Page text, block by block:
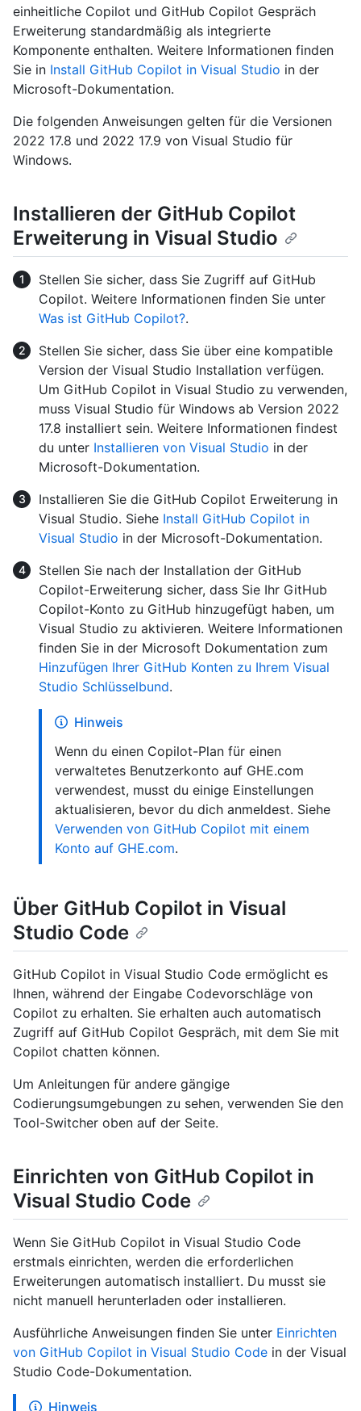
einheitliche Copilot und GitHub Copilot Gespräch
Erweiterung standardmäßig als integrierte
Komponente enthalten. Weitere Informationen finden
Sie in Install GitHub Copilot in Visual Studio in der
Microsoft-Dokumentation.
Die folgenden Anweisungen gelten für die Versionen
2022 17.8 und 2022 17.9 von Visual Studio für
Windows.
Installieren der GitHub Copilot
Erweiterung in Visual Studio
Stellen Sie sicher, dass Sie Zugriff auf GitHub
Copilot. Weitere Informationen finden Sie unter
Was ist GitHub Copilot?.
Stellen Sie sicher, dass Sie über eine kompatible
Version der Visual Studio Installation verfügen.
Um GitHub Copilot in Visual Studio zu verwenden,
muss Visual Studio für Windows ab Version 2022
17.8 installiert sein. Weitere Informationen findest
du unter Installieren von Visual Studio in der
Microsoft-Dokumentation.
Installieren Sie die GitHub Copilot Erweiterung in
Visual Studio. Siehe Install GitHub Copilot in
Visual Studio in der Microsoft-Dokumentation.
Stellen Sie nach der Installation der GitHub
Copilot-Erweiterung sicher, dass Sie Ihr GitHub
Copilot-Konto zu GitHub hinzugefügt haben, um
Visual Studio zu aktivieren. Weitere Informationen
finden Sie in der Microsoft Dokumentation zum
Hinzufügen Ihrer GitHub Konten zu Ihrem Visual
Studio Schlüsselbund.
Hinweis
Wenn du einen Copilot-Plan für einen
verwaltetes Benutzerkonto auf GHE.com
verwendest, musst du einige Einstellungen
aktualisieren, bevor du dich anmeldest. Siehe
Verwenden von GitHub Copilot mit einem
Konto auf GHE.com.
Über GitHub Copilot in Visual
Studio Code
GitHub Copilot in Visual Studio Code ermöglicht es
Ihnen, während der Eingabe Codevorschläge von
Copilot zu erhalten. Sie erhalten auch automatisch
Zugriff auf GitHub Copilot Gespräch, mit dem Sie mit
Copilot chatten können.
Um Anleitungen für andere gängige
Codierungsumgebungen zu sehen, verwenden Sie den
Tool-Switcher oben auf der Seite.
Einrichten von GitHub Copilot in
Visual Studio Code
Wenn Sie GitHub Copilot in Visual Studio Code
erstmals einrichten, werden die erforderlichen
Erweiterungen automatisch installiert. Du musst sie
nicht manuell herunterladen oder installieren.
Ausführliche Anweisungen finden Sie unter Einrichten
von GitHub Copilot in Visual Studio Code in der Visual
Studio Code-Dokumentation.
Hinweis